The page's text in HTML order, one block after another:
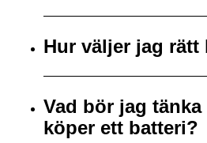
Hur väljer jag rätt
Vad bör jag tänka
köper ett batteri?